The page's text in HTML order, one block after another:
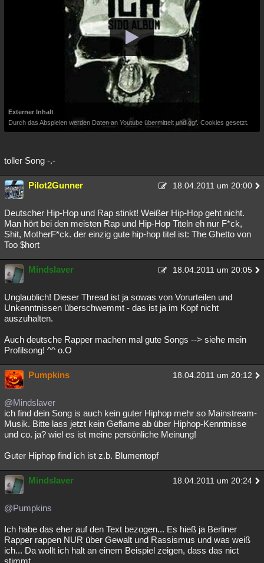
Externer Inhalt
Durch das Abspielen werden Daten an Youtube übermittelt und ggf. Cookies gesetzt.
toller Song -.-
Pilot2Gunner 18.04.2011 um 20:00
Deutscher Hip-Hop und Rap stinkt! Weißer Hip-Hop geht nicht.
Man hört bei den meisten Rap und Hip-Hop Titeln eh nur F*ck,
Shit, MotherF*ck. der einzig gute hip-hop titel ist: The Ghetto von
Too $hort
Mindslaver 18.04.2011 um 20:05
Unglaublich! Dieser Thread ist ja sowas von Vorurteilen und
Unkenntnissen überschwemmt - das ist ja im Kopf nicht
auszuhalten.
Auch deutsche Rapper machen mal gute Songs --> siehe mein
Profilsong! ^^ o.O
Pumpkins 18.04.2011 um 20:12
@Mindslaver
ich find dein Song is auch kein guter Hiphop mehr so Mainstream-
Musik. Bitte lass jetzt kein Geflame ab über Hiphop-Kenntnisse
und co. ja? wiel es ist meine persönliche Meinung!
Guter Hiphop find ich ist z.b. Blumentopf
Mindslaver 18.04.2011 um 20:24
@Pumpkins
Ich habe das eher auf den Text bezogen... Es hieß ja Berliner
Rapper rappen NUR über Gewalt und Rassismus und was weiß
ich... Da wollt ich halt an einem Beispiel zeigen, dass das nict
stimmt.